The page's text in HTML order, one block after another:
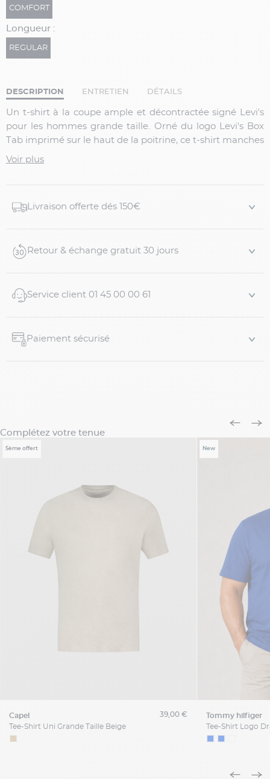
COMFORT
Longueur :
REGULAR
DESCRIPTION ENTRETIEN DÉTAILS
Un t-shirt à la coupe ample et décontractée signé Levi's
pour les hommes grande taille. Orné du logo Levi's Box
Tab imprimé sur le haut de la poitrine, ce t-shirt manches
courtes est confectionné en jersey de coton doux et léger
- 100 % coton
- Sans stretch
Voir plus
Livraison offerte dés 150€
Retour & échange gratuit 30 jours
Service client 01 45 00 00 61
Paiement sécurisé
Complétez votre tenue
5ème offert
capel
Tee-Shirt Uni Grande Taille Beige
39,00 €
New
tommy hilfiger